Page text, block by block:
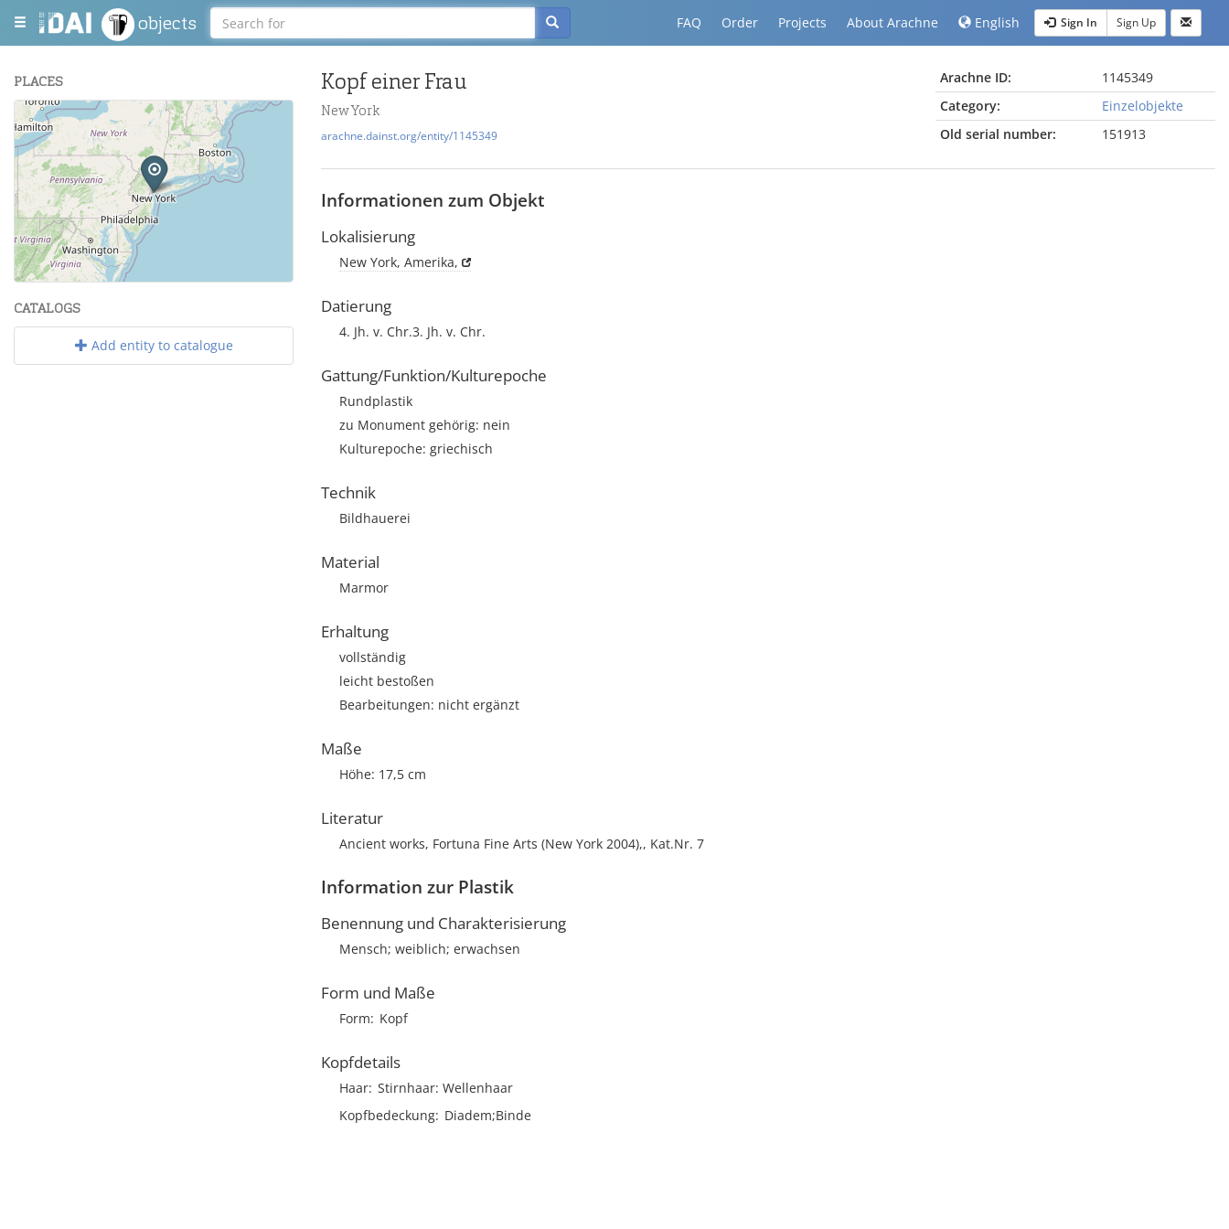
objects FAQ Order Projects About Arachne English Sign In Sign Up
PLACES
+
−
Leaflet| Maps and Data ©
CATALOGS
Add entity to catalogue
Kopf einer Frau
New York
arachne.dainst.org/entity/1145349
Arachne ID:
1145349
Category:
Einzelobjekte
Old serial number:
151913
Informationen zum Objekt
Lokalisierung
New York, Amerika,
Datierung
4. Jh. v. Chr.3. Jh. v. Chr.
Gattung/Funktion/Kulturepoche
Rundplastik
zu Monument gehörig: nein
Kulturepoche: griechisch
Technik
Bildhauerei
Material
Marmor
Erhaltung
vollständig
leicht bestoßen
Bearbeitungen: nicht ergänzt
Maße
Höhe: 17,5 cm
Literatur
Ancient works, Fortuna Fine Arts (New York 2004),, Kat.Nr. 7
Information zur Plastik
Benennung und Charakterisierung
Mensch; weiblich; erwachsen
Form und Maße
Form Kopf
Kopfdetails
Haar Stirnhaar Wellenhaar
Kopfbedeckung Diadem;Binde